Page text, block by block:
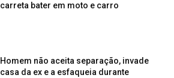
carreta bater em moto e carro
Homem não aceita separação, invade
casa da ex e a esfaqueia durante